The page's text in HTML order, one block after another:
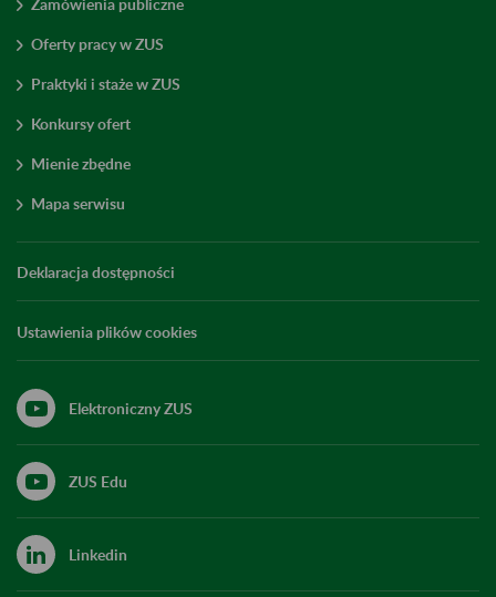
Oferty pracy w ZUS
Praktyki i staże w ZUS
Konkursy ofert
Mienie zbędne
Mapa serwisu
Deklaracja dostępności
Ustawienia plików cookies
Elektroniczny ZUS
ZUS Edu
Linkedin